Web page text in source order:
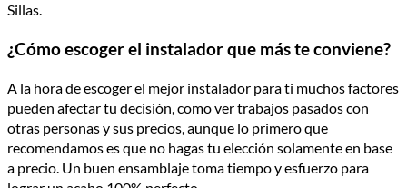
Sillas.
¿Cómo escoger el instalador que más te conviene?
A la hora de escoger el mejor instalador para ti muchos factores
pueden afectar tu decisión, como ver trabajos pasados con
otras personas y sus precios, aunque lo primero que
recomendamos es que no hagas tu elección solamente en base
a precio. Un buen ensamblaje toma tiempo y esfuerzo para